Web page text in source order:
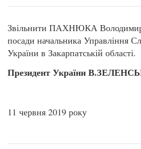
Звільнити ПАХНЮКА
посади начальника Управління
України в Закарпатській області.
Президент України
11 червня 2019 року